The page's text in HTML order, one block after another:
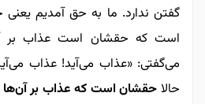
گفتن ندارد. ما به‌ حق آمدیم یعنی
است که حقشان است عذاب بر
می‌گفتی: «عذاب می‌آید! عذاب
حالا حقشان است که عذاب بر آن‌ها